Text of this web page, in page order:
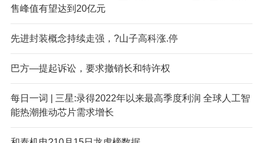
售峰值有望达到20亿元
先进封装概念持续走强，?山子高科涨.停
巴方—提起诉讼，要求撤销长和特许权
每日一词 | 三星:录得2022年以来最高季度利润 全球人工智
能热潮推动芯片需求增长